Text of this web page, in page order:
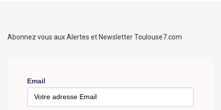
Abonnez vous aux Alertes et Newsletter Toulouse7.com
Email